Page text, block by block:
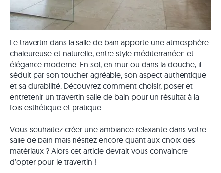
Le travertin dans la salle de bain apporte une atmosphère
chaleureuse et naturelle, entre style méditerranéen et
élégance moderne. En sol, en mur ou dans la douche, il
séduit par son toucher agréable, son aspect authentique
et sa durabilité. Découvrez comment choisir, poser et
entretenir un travertin salle de bain pour un résultat à la
fois esthétique et pratique.
Vous souhaitez créer une ambiance relaxante dans votre
salle de bain mais hésitez encore quant aux choix des
matériaux ? Alors cet article devrait vous convaincre
d’opter pour le travertin !